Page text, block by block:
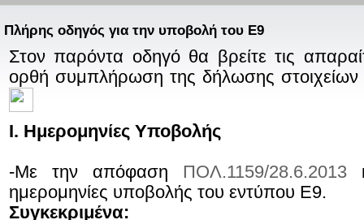
Πλήρης οδηγός για την υποβολή του Ε9
Στον παρόντα οδηγό θα βρείτε τις
ορθή συμπλήρωση της δήλωσης
Ι. Ημερομηνίες Υποβολής
-Με την απόφαση ΠΟΛ.1159/28.6.2013
ημερομηνίες υποβολής του εντύπου Ε9.
Συγκεκριμένα: